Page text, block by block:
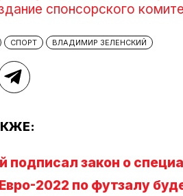
спонсорского
СПОРТ ВЛАДИМИР ЗЕЛЕНСКИЙ
подписал закон о
2022 по футзалу